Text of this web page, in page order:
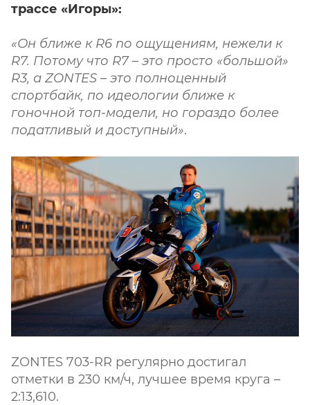
трассе «Игоры»:
«Он ближе к R6 nо ощущениям, нежели к
R7. Потому что R7 – это просто «большой»
R3, а ZONTES – это полноценный
спортбайк, по идеологии ближе к
гоночной топ-модели, но гораздо более
податливый и доступный».
ZONTES 703-RR регулярно достигал
отметки в 230 км/ч, лучшее время круга –
2:13,610.